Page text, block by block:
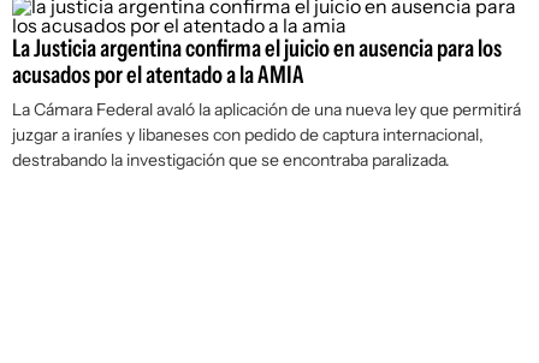
La Justicia argentina confirma el juicio en ausencia para los
acusados por el atentado a la AMIA
La Cámara Federal avaló la aplicación de una nueva ley que permitirá
juzgar a iraníes y libaneses con pedido de captura internacional,
destrabando la investigación que se encontraba paralizada.